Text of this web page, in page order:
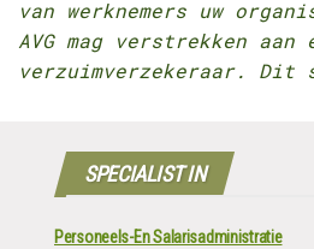
van werknemers uw
AVG mag verstrekken aan
verzuimverzekeraar. Dit
SPECIALIST IN
Personeels-En Salarisadministratie